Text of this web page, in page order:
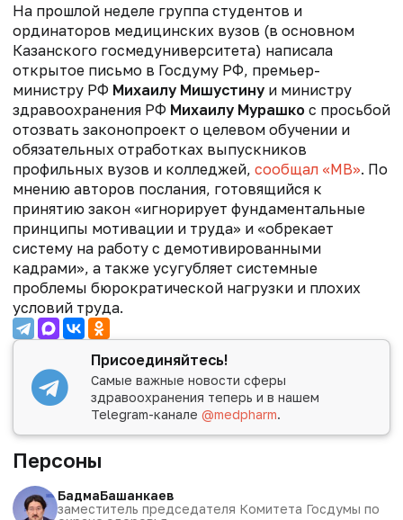
На прошлой неделе группа студентов и
ординаторов медицинских вузов (в основном
Казанского госмедуниверситета) написала
открытое письмо в Госдуму РФ, премьер-
министру РФ Михаилу Мишустину и министру
здравоохранения РФ Михаилу Мурашко с просьбой
отозвать законопроект о целевом обучении и
обязательных отработках выпускников
профильных вузов и колледжей, сообщал «МВ». По
мнению авторов послания, готовящийся к
принятию закон «игнорирует фундаментальные
принципы мотивации и труда» и «обрекает
систему на работу с демотивированными
кадрами», а также усугубляет системные
проблемы бюрократической нагрузки и плохих
условий труда.
Присоединяйтесь!
Самые важные новости сферы
здравоохранения теперь и в нашем
Telegram-канале@medpharm.
Персоны
БадмаБашанкаев
заместитель председателя Комитета Госдумы по